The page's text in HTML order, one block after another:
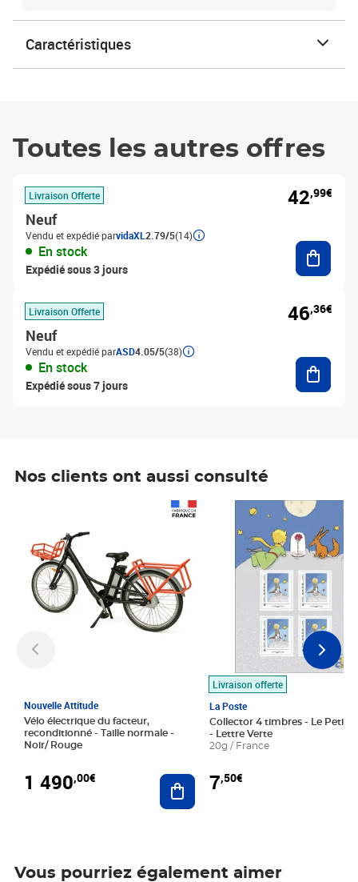
Caractéristiques
Toutes les autres offres
Livraison Offerte
Neuf
Vendu et expédié parvidaXL 2.79/5(14)
En stock
Expédié sous 3 jours
42,99€
Livraison Offerte
Neuf
Vendu et expédié parASD4.05/5(38)
En stock
Expédié sous 7 jours
46,36€
Nos clients ont aussi consulté
Nouvelle Attitude
Vélo électrique du facteur,
reconditionné - Taille normale -
Noir/ Rouge
1 490,00€ Ajouter au panier
Livraison offerte
La Poste
Collector 4 timbres - Le Petit
- Lettre Verte
20g / France
7,50€
Prix 7,50€
Vous pourriez également aimer